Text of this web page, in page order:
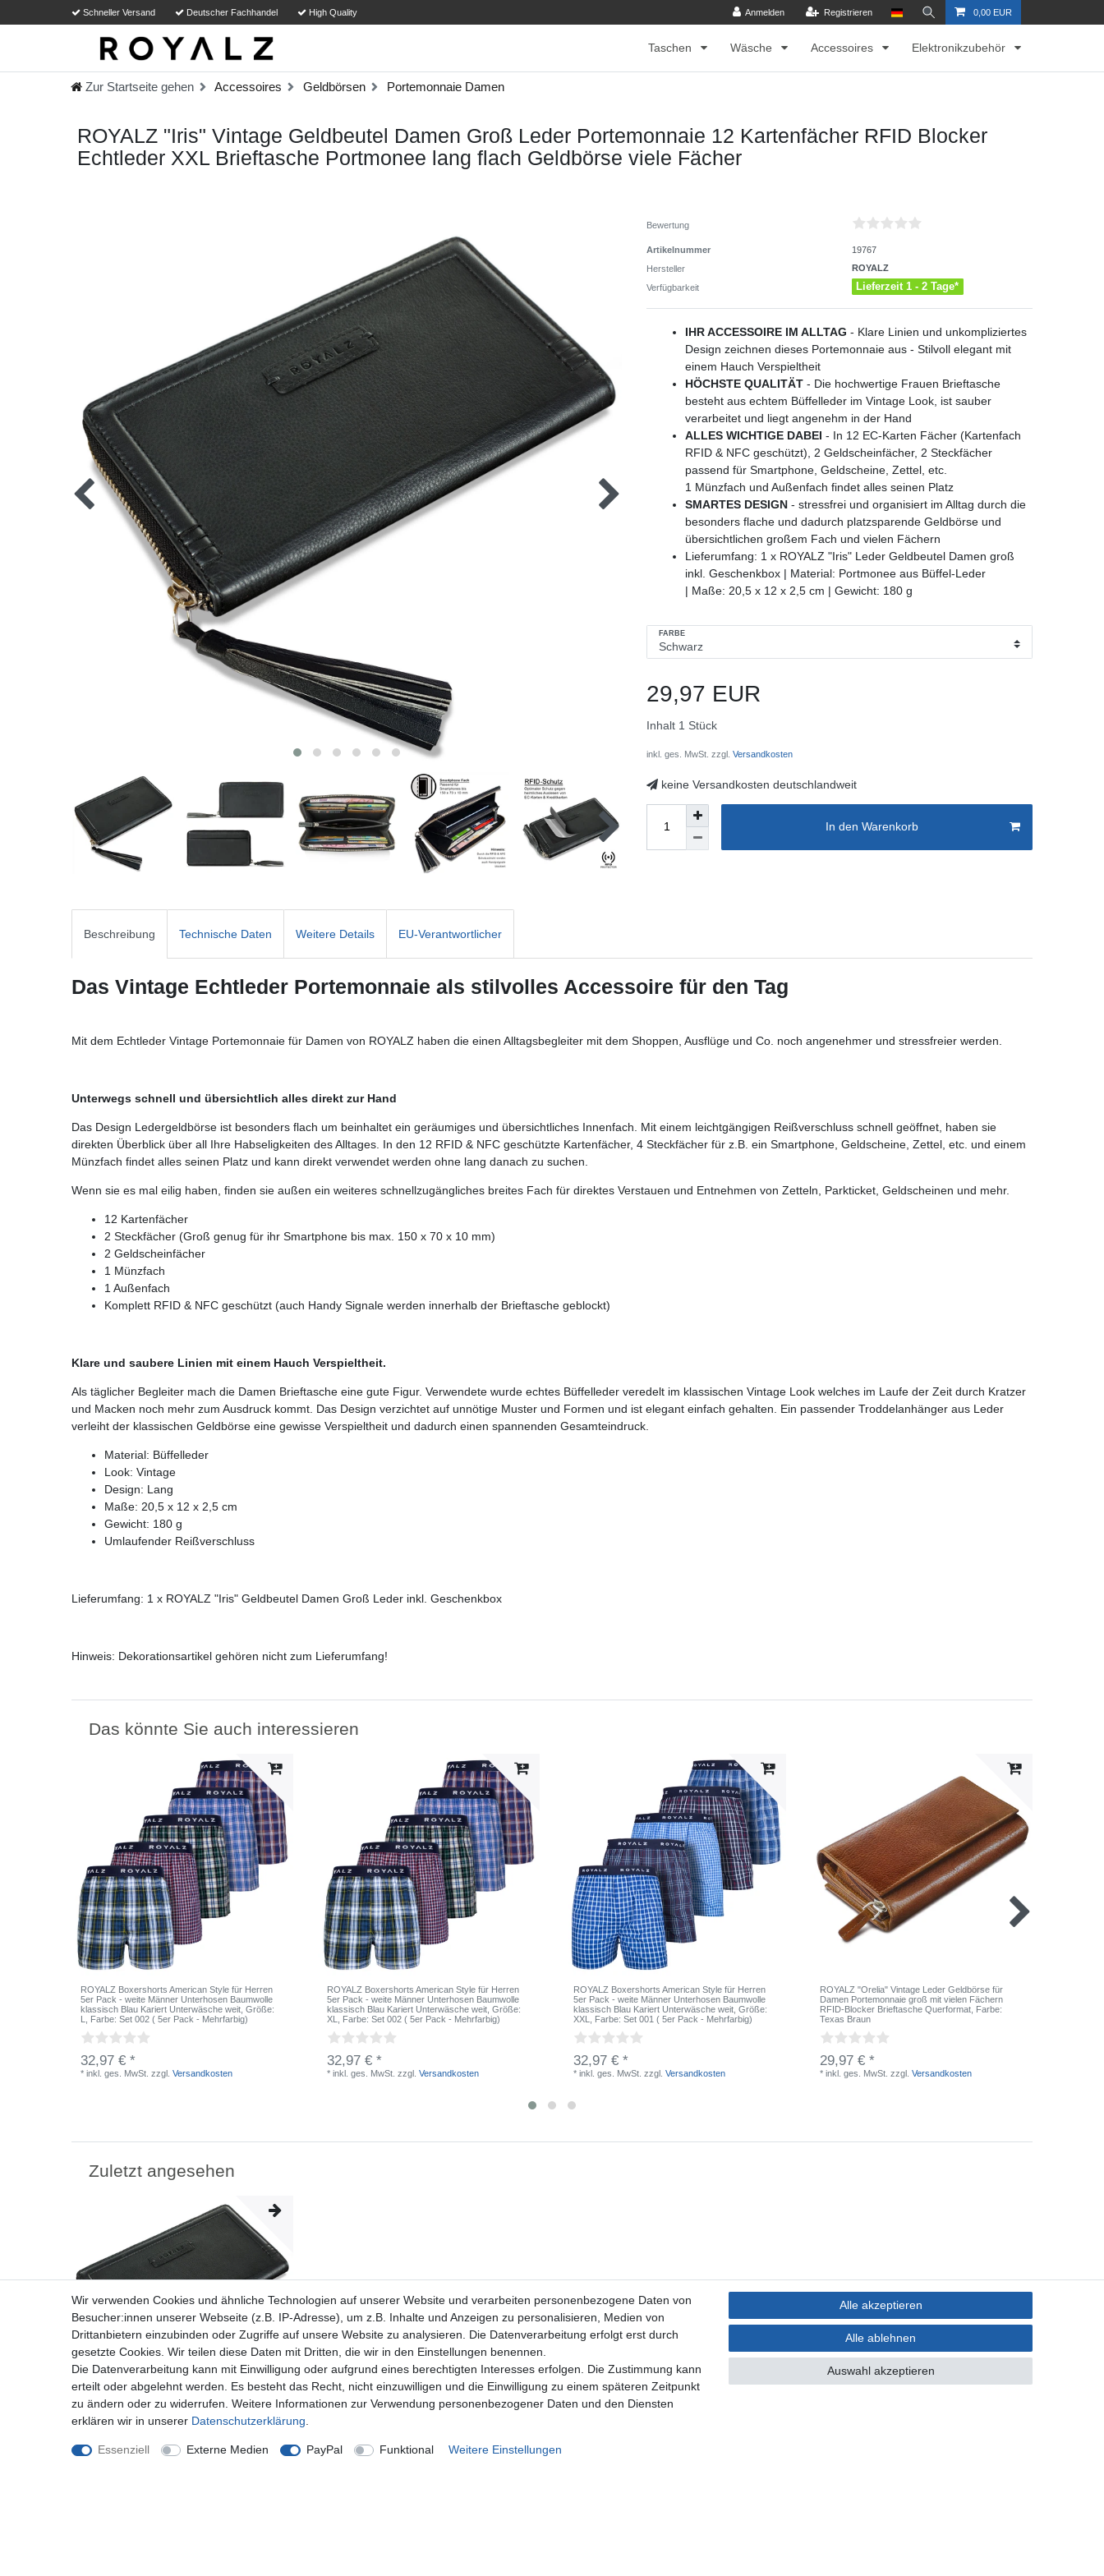
Schneller Versand Deutscher Fachhandel High Quality Anmelden Registrieren 0,00 EUR
Taschen Wäsche Accessoires Elektronikzubehör
Zur Startseite gehen Accessoires Geldbörsen Portemonnaie Damen
ROYALZ "Iris" Vintage Geldbeutel Damen Groß Leder Portemonnaie 12 Kartenfächer RFID Blocker
Echtleder XXL Brieftasche Portmonee lang flach Geldbörse viele Fächer
Bewertung
Artikelnummer
19767
Hersteller
ROYALZ
Verfügbarkeit
Lieferzeit 1 - 2 Tage*
IHR ACCESSOIRE IM ALLTAG - Klare Linien und unkompliziertes
Design zeichnen dieses Portemonnaie aus - Stilvoll elegant mit
einem Hauch Verspieltheit
HÖCHSTE QUALITÄT - Die hochwertige Frauen Brieftasche
besteht aus echtem Büffelleder im Vintage Look, ist sauber
verarbeitet und liegt angenehm in der Hand
ALLES WICHTIGE DABEI - In 12 EC-Karten Fächer (Kartenfach
RFID & NFC geschützt), 2 Geldscheinfächer, 2 Steckfächer
passend für Smartphone, Geldscheine, Zettel, etc.
1 Münzfach und Außenfach findet alles seinen Platz
SMARTES DESIGN - stressfrei und organisiert im Alltag durch die
besonders flache und dadurch platzsparende Geldbörse und
übersichtlichen großem Fach und vielen Fächern
Lieferumfang: 1 x ROYALZ "Iris" Leder Geldbeutel Damen groß
inkl. Geschenkbox | Material: Portmonee aus Büffel-Leder
| Maße: 20,5 x 12 x 2,5 cm | Gewicht: 180 g
FARBE
29,97 EUR
Inhalt 1 Stück
inkl. ges. MwSt. zzgl. Versandkosten
keine Versandkosten deutschlandweit
In den Warenkorb
Beschreibung Technische Daten Weitere Details EU-Verantwortlicher
Das Vintage Echtleder Portemonnaie als stilvolles Accessoire für den Tag
Mit dem Echtleder Vintage Portemonnaie für Damen von ROYALZ haben die einen Alltagsbegleiter mit dem Shoppen, Ausflüge und Co. noch angenehmer und stressfreier werden.
Unterwegs schnell und übersichtlich alles direkt zur Hand
Das Design Ledergeldbörse ist besonders flach um beinhaltet ein geräumiges und übersichtliches Innenfach. Mit einem leichtgängigen Reißverschluss schnell geöffnet, haben sie
direkten Überblick über all Ihre Habseligkeiten des Alltages. In den 12 RFID & NFC geschützte Kartenfächer, 4 Steckfächer für z.B. ein Smartphone, Geldscheine, Zettel, etc. und einem
Münzfach findet alles seinen Platz und kann direkt verwendet werden ohne lang danach zu suchen.
Wenn sie es mal eilig haben, finden sie außen ein weiteres schnellzugängliches breites Fach für direktes Verstauen und Entnehmen von Zetteln, Parkticket, Geldscheinen und mehr.
12 Kartenfächer
2 Steckfächer (Groß genug für ihr Smartphone bis max. 150 x 70 x 10 mm)
2 Geldscheinfächer
1 Münzfach
1 Außenfach
Komplett RFID & NFC geschützt (auch Handy Signale werden innerhalb der Brieftasche geblockt)
Klare und saubere Linien mit einem Hauch Verspieltheit.
Als täglicher Begleiter mach die Damen Brieftasche eine gute Figur. Verwendete wurde echtes Büffelleder veredelt im klassischen Vintage Look welches im Laufe der Zeit durch Kratzer
und Macken noch mehr zum Ausdruck kommt. Das Design verzichtet auf unnötige Muster und Formen und ist elegant einfach gehalten. Ein passender Troddelanhänger aus Leder
verleiht der klassischen Geldbörse eine gewisse Verspieltheit und dadurch einen spannenden Gesamteindruck.
Material: Büffelleder
Look: Vintage
Design: Lang
Maße: 20,5 x 12 x 2,5 cm
Gewicht: 180 g
Umlaufender Reißverschluss
Lieferumfang: 1 x ROYALZ "Iris" Geldbeutel Damen Groß Leder inkl. Geschenkbox
Hinweis: Dekorationsartikel gehören nicht zum Lieferumfang!
Das könnte Sie auch interessieren
ROYALZ Boxershorts American Style für Herren
5er Pack - weite Männer Unterhosen Baumwolle
klassisch Blau Kariert Unterwäsche weit , Größe:
L
, Farbe: Set 002 ( 5er Pack - Mehrfarbig)
32,97 € *
*inkl. ges. MwSt. zzgl.Versandkosten
ROYALZ Boxershorts American Style für Herren
5er Pack - weite Männer Unterhosen Baumwolle
klassisch Blau Kariert Unterwäsche weit , Größe:
XL
, Farbe: Set 002 ( 5er Pack - Mehrfarbig)
32,97 € *
*inkl. ges. MwSt. zzgl.Versandkosten
ROYALZ Boxershorts American Style für Herren
5er Pack - weite Männer Unterhosen Baumwolle
klassisch Blau Kariert Unterwäsche weit , Größe:
XXL
, Farbe: Set 001 ( 5er Pack - Mehrfarbig)
32,97 € *
*inkl. ges. MwSt. zzgl.Versandkosten
ROYALZ "Orelia" Vintage Leder Geldbörse für
Damen Portemonnaie groß mit vielen Fächern
RFID-Blocker Brieftasche Querformat , Farbe:
Texas Braun
29,97 € *
*inkl. ges. MwSt. zzgl.Versandkosten
Zuletzt angesehen
Blocker Echtleder XXL Brieftasche Portmonee lang
Wir verwenden Cookies und ähnliche Technologien auf unserer Website und verarbeiten personenbezogene Daten von
Besucher:innen unserer Webseite (z.B. IP-Adresse), um z.B. Inhalte und Anzeigen zu personalisieren, Medien von
Drittanbietern einzubinden oder Zugriffe auf unsere Website zu analysieren. Die Datenverarbeitung erfolgt erst durch
gesetzte Cookies. Wir teilen diese Daten mit Dritten, die wir in den Einstellungen benennen.
Die Datenverarbeitung kann mit Einwilligung oder aufgrund eines berechtigten Interesses erfolgen. Die Zustimmung kann
erteilt oder abgelehnt werden. Es besteht das Recht, nicht einzuwilligen und die Einwilligung zu einem späteren Zeitpunkt
zu ändern oder zu widerrufen. Weitere Informationen zur Verwendung personenbezogener Daten und den Diensten
erklären wir in unserer Daten­schutz­erklärung
Essenziell Externe Medien PayPal Funktional Weitere Einstellungen
Alle akzeptieren
Alle ablehnen
Auswahl akzeptieren